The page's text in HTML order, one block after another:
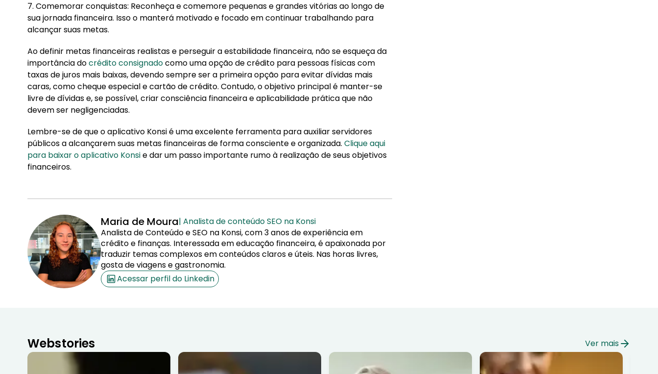
7. Comemorar conquistas: Reconheça e comemore pequenas e grandes vitórias ao longo de
sua jornada financeira. Isso o manterá motivado e focado em continuar trabalhando para
alcançar suas metas.
Ao definir metas financeiras realistas e perseguir a estabilidade financeira, não se esqueça da
importância docrédito consignadocomo uma opção de crédito para pessoas físicas com
taxas de juros mais baixas, devendo sempre ser a primeira opção para evitar dívidas mais
caras, como cheque especial e cartão de crédito. Contudo, o objetivo principal é manter-se
livre de dívidas e, se possível, criar consciência financeira e aplicabilidade prática que não
devem ser negligenciadas.
Lembre-se de que o aplicativo Konsi é uma excelente ferramenta para auxiliar servidores
públicos a alcançarem suas metas financeiras de forma consciente e organizada. Clique aqui
para baixar o aplicativo Konsie dar um passo importante rumo à realização de seus objetivos
financeiros.
Maria de Moura| Analista de conteúdo SEO na Konsi
Analista de Conteúdo e SEO na Konsi, com 3 anos de experiência em
crédito e finanças. Interessada em educação financeira, é apaixonada por
traduzir temas complexos em conteúdos claros e úteis. Nas horas livres,
gosta de viagens e gastronomia.
Acessar perfil do Linkedin
Webstories Ver mais